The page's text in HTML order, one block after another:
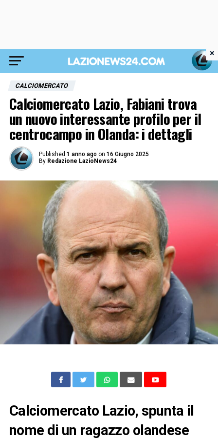
CALCIOMERCATO
Calciomercato Lazio, Fabiani trova
un nuovo interessante profilo per il
centrocampo in Olanda: i dettagli
Published 1 anno ago on 16 Giugno 2025
By Redazione LazioNews24
Calciomercato Lazio, spunta il
nome di un ragazzo olandese
×